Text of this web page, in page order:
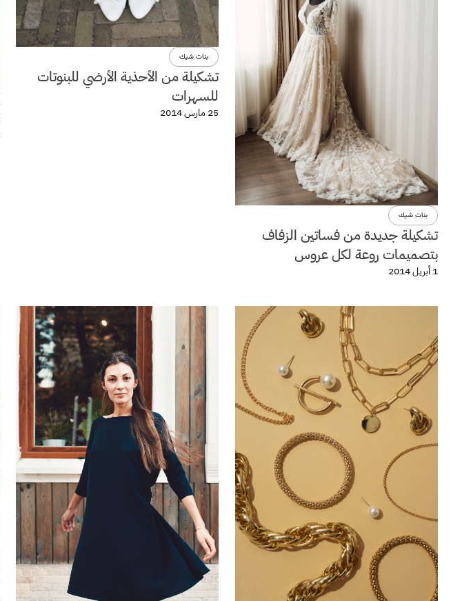
بنات شيك
تشكيلة جديدة من فساتين الزفاف
بتصميمات روعة لكل عروس
1 أبريل 2014
بنات شيك
تشكيلة من الأحذية الأرضي للبنوتات
للسهرات
25 مارس 2014